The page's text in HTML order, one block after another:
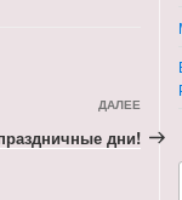
ДАЛЕЕ
дни!